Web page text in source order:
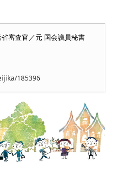
審査官／元 国会議員秘書
185396